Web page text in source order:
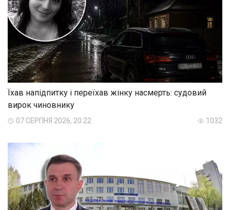
Їхав напідпитку і переїхав жінку насмерть: судовий
вирок чиновнику
07 СЕРПНЯ 2026, 20:22 1032